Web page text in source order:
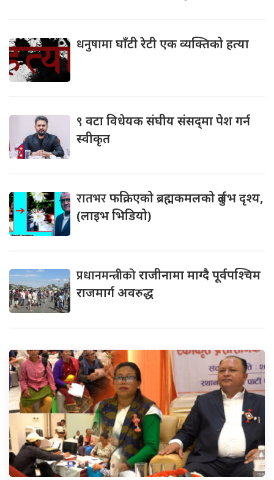
धनुषामाघाँटी रेटी एक व्यक्तिको हत्या
९ वटा विधेयक संघीय संसद्‌मा पेश गर्न
स्वीकृत
रातभरफक्रिएको ब्रह्मकमलको दुर्लभ दृश्य,
(लाइभ भिडियो)
प्रधानमन्त्रीकोराजीनामा माग्दै पूर्वपश्चिम
राजमार्ग अवरुद्ध